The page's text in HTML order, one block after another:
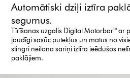
Automātiski dziļi iztīra
segumus.
Tīrīšanas uzgalis Digital Motorbar™ ar
jaudīgi sasūc putekļus un matus no
stingri neilona sariņi iztīra ieēdušos
paklājiem.